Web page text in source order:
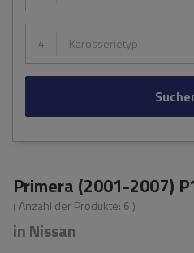
4 Karosserietyp
Primera (2001-2007)
( Anzahl der Produkte: 6 )
in Nissan